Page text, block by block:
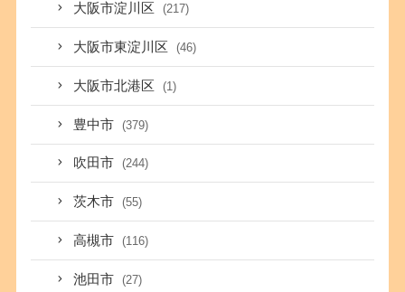
大阪市淀川区 (217)
大阪市東淀川区 (46)
大阪市北港区 (1)
豊中市 (379)
吹田市 (244)
茨木市 (55)
高槻市 (116)
池田市 (27)